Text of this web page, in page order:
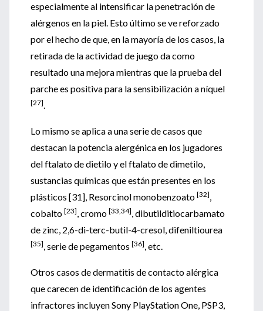
especialmente al intensificar la penetración de
alérgenos en la piel. Esto último se ve reforzado
por el hecho de que, en la mayoría de los casos, la
retirada de la actividad de juego da como
resultado una mejora mientras que la prueba del
parche es positiva para la sensibilización a níquel
[27].
Lo mismo se aplica a una serie de casos que
destacan la potencia alergénica en los jugadores
del ftalato de dietilo y el ftalato de dimetilo,
sustancias químicas que están presentes en los
plásticos [31], Resorcinol monobenzoato [32],
cobalto [23], cromo [33,34], dibutilditiocarbamato
de zinc, 2,6-di-terc-butil-4-cresol, difeniltiourea
[35], serie de pegamentos [36], etc.
Otros casos de dermatitis de contacto alérgica
que carecen de identificación de los agentes
infractores incluyen Sony PlayStation One, PSP3,